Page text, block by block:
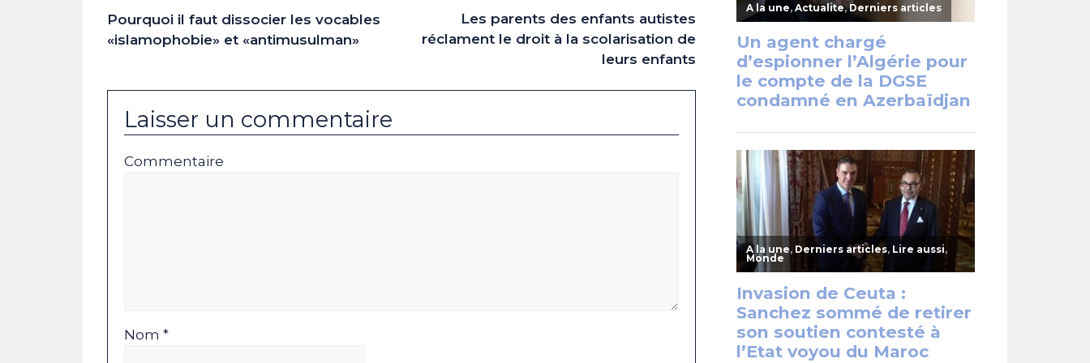
Pourquoi il faut dissocier les vocables
«islamophobie» et «antimusulman»
Les parents des enfants autistes
réclament le droit à la scolarisation de
leurs enfants
Laisser un commentaire
Commentaire
Nom *